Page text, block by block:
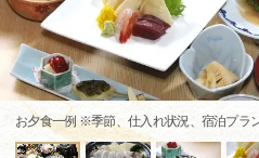
お夕食一例 ※季節、仕入れ状況、宿泊プラ